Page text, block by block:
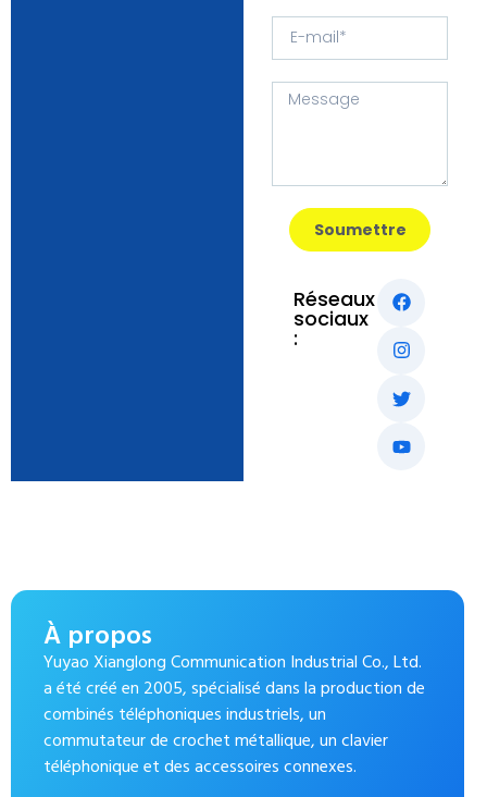
Soumettre
Réseaux
sociaux
:
À propos
Yuyao Xianglong Communication Industrial Co., Ltd.
a été créé en 2005, spécialisé dans la production de
combinés téléphoniques industriels, un
commutateur de crochet métallique, un clavier
téléphonique et des accessoires connexes.